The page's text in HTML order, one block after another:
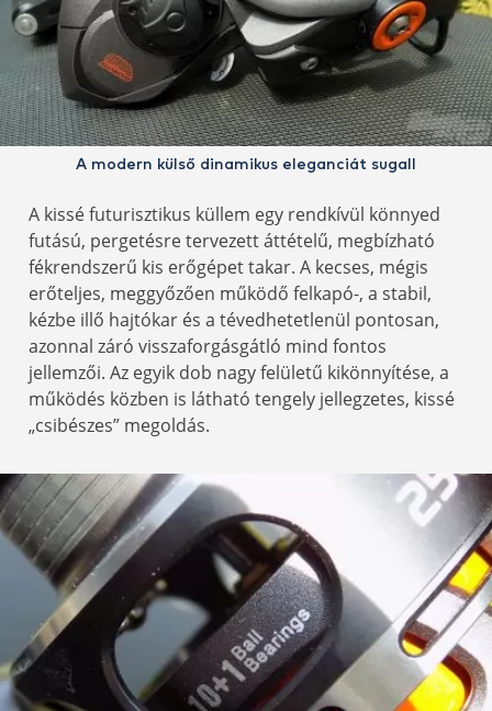
A modern külső dinamikus eleganciát sugall
A kissé futurisztikus küllem egy rendkívül könnyed
futású, pergetésre tervezett áttételű, megbízható
fékrendszerű kis erőgépet takar. A kecses, mégis
erőteljes, meggyőzően működő felkapó-, a stabil,
kézbe illő hajtókar és a tévedhetetlenül pontosan,
azonnal záró visszaforgásgátló mind fontos
jellemzői. Az egyik dob nagy felületű kikönnyítése, a
működés közben is látható tengely jellegzetes, kissé
„csibészes” megoldás.